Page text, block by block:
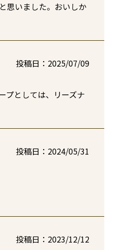
思いました。おいしか
投稿日 2025/07/09
プとしては、リーズナ
投稿日 2024/05/31
投稿日 2023/12/12